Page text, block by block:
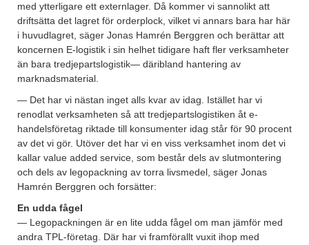
med ytterligare ett externlager. Då kommer vi sannolikt att
driftsätta det lagret för orderplock, vilket vi annars bara har här
i huvudlagret, säger Jonas Hamrén Berggren och berättar att
koncernen E-logistik i sin helhet tidigare haft fler verksamheter
än bara tredjepartslogistik— däribland hantering av
marknadsmaterial.
— Det har vi nästan inget alls kvar av idag. Istället har vi
renodlat verksamheten så att tredjepartslogistiken åt e-
handelsföretag riktade till konsumenter idag står för 90 procent
av det vi gör. Utöver det har vi en viss verksamhet inom det vi
kallar value added service, som består dels av slutmontering
och dels av legopackning av torra livsmedel, säger Jonas
Hamrén Berggren och forsätter:
En udda fågel
— Legopackningen är en lite udda fågel om man jämför med
andra TPL-företag. Där har vi framförallt vuxit ihop med